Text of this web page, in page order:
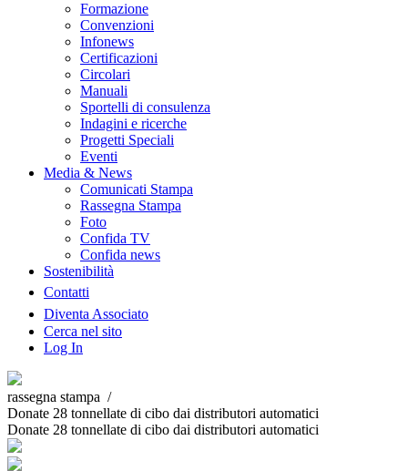
Formazione
Convenzioni
Infonews
Certificazioni
Circolari
Manuali
Sportelli di consulenza
Indagini e ricerche
Progetti Speciali
Eventi
Media & News
Comunicati Stampa
Rassegna Stampa
Foto
Confida TV
Confida news
Sostenibilità
Contatti
Diventa Associato
Cerca nel sito
Log In
rassegna stampa /
Donate 28 tonnellate di cibo dai distributori automatici
Donate 28 tonnellate di cibo dai distributori automatici